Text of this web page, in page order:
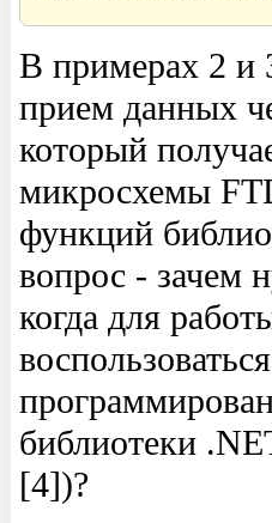
В примерах 2 и
прием данных
который
микросхемы
функций
вопрос - зачем
когда для
библиотеки
[4])?